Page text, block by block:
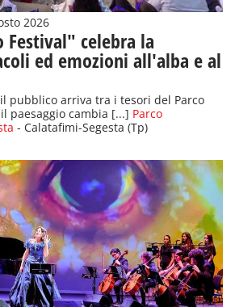
2026
Festival" celebra la
ed emozioni all'alba e al
pubblico arriva tra i tesori del Parco
paesaggio cambia [...] Parco
- Calatafimi-Segesta (Tp)